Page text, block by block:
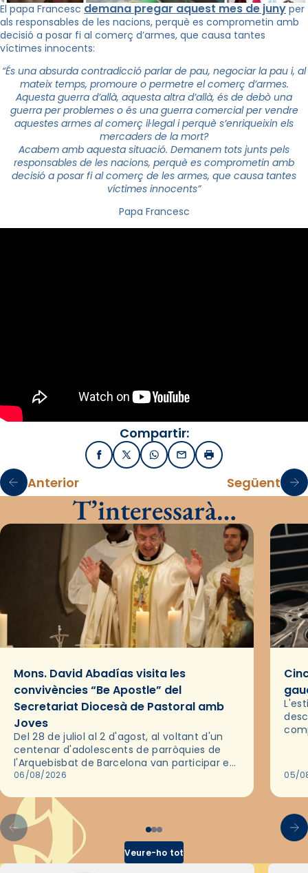
El papa Francesc demana pregar aquest mes de juny per
als responsables de les nacions, perquè es comprometin amb
decisió a posar fi al comerç d’armes, que causa tantes
víctimes innocents:
“És una absurda contradicció parlar de pau, negociar la pau i, al
mateix temps, promoure o permetre el comerç d’armes.
Aquesta guerra d’allà, aquesta altra d’allà, és de debò una
guerra per problemes o és una guerra comercial per vendre
aquestes armes al comerç il·legal i perquè s’enriqueixin els
mercaders de la mort?
Acabem amb aquesta situació. Demanem tots junts pels
responsables de les nacions, perquè es comprometin amb
decisió a posar fi al comerç de les armes, que causa tantes
víctimes innocents”
Papa Francesc
Compartir:
FacebookX / TwitterWhatsApp
EmailImprimir
Anterior Següent
T’interessarà…
Mons. David Abadías visita les
convivències “Be Apostle” del
Secretariat Diocesà de Pastoral amb
Joves
Del 28 de juliol al 2 d'agost, al voltant d'un
centenar d'adolescents de parròquies de
l'Arquebisbat de Barcelona van participar en
les convivències Be Apostle, organitzades
06/08/2026 05/
Veure-ho tot